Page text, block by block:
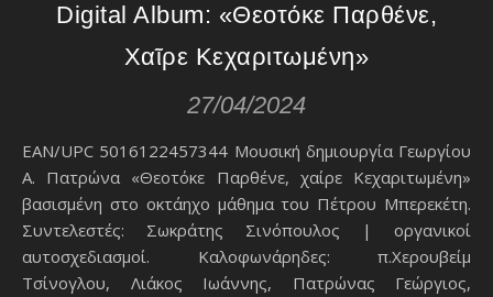
Digital Album: «Θεοτόκε Παρθένε,
Χαῖρε Κεχαριτωμένη»
27/04/2024
EAN/UPC 5016122457344 Μουσική δημιουργία Γεωργίου
Α. Πατρώνα «Θεοτόκε Παρθένε, χαίρε Κεχαριτωμένη»
βασισμένη στο οκτάηχο μάθημα του Πέτρου Μπερεκέτη.
Συντελεστές: Σωκράτης Σινόπουλος | οργανικοί
αυτοσχεδιασμοί. Καλοφωνάρηδες: π.Χερουβείμ
Τσίνογλου, Λιάκος Ιωάννης, Πατρώνας Γεώργιος,